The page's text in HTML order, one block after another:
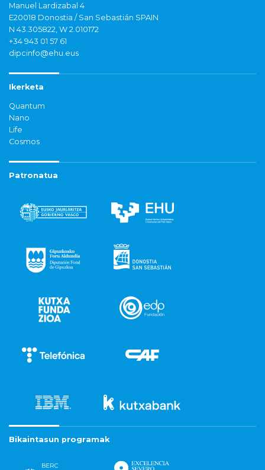
Manuel Lardizabal 4
E20018 Donostia / San Sebastián SPAIN
N 43.305822, W 2.010172
+34 943 01 57 61
dipcinfo@ehu.eus
Ikerketa
Quantum
Nano
Life
Cosmos
Patronatua
Bikaintasun programak